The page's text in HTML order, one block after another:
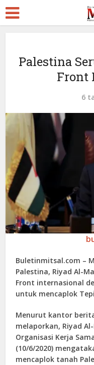
Palestina
Front
6
Buletinmitsal.com –
Palestina, Riyad Al-
Front internasional
untuk mencaplok
Menurut kantor
melaporkan, Riyad
Organisasi Kerja
(10/6/2020)
mencaplok tanah